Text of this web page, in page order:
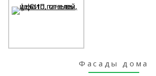
Фасады дома